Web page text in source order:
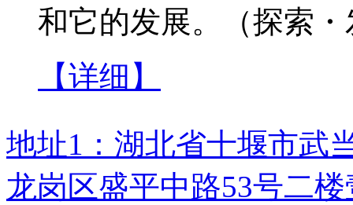
和它的发展。（探索
【详细】
地址1：湖北省十堰市武
龙岗区盛平中路53号二